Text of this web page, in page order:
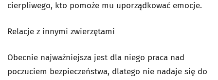
cierpliwego, kto pomoże mu uporządkować emocje.
Relacje z innymi zwierzętami
Obecnie najważniejsza jest dla niego praca nad
poczuciem bezpieczeństwa, dlatego nie nadaje się do